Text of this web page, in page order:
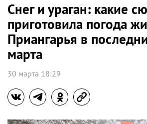
Снег и ураган: какие
приготовила погода
Приангарья в
марта
30 марта 18:29